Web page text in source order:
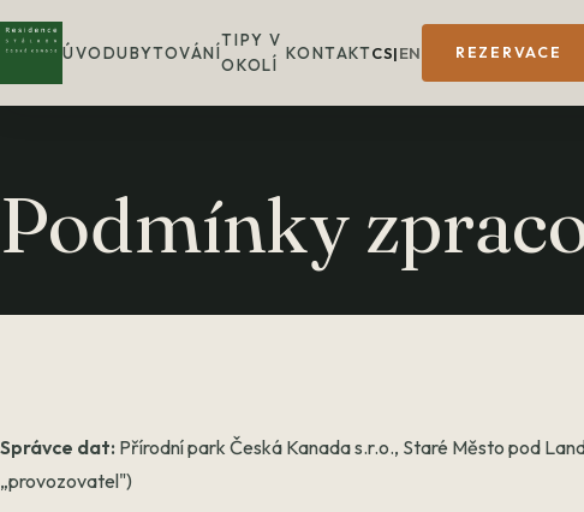
ÚVODUBYTOVÁNÍ
TIPY V
OKOLÍ
KONTAKTCS|EN REZERVACE
Podmínky
Správce dat: Přírodní park Česká Kanada s.r.o., Staré Město pod
„provozovatel")